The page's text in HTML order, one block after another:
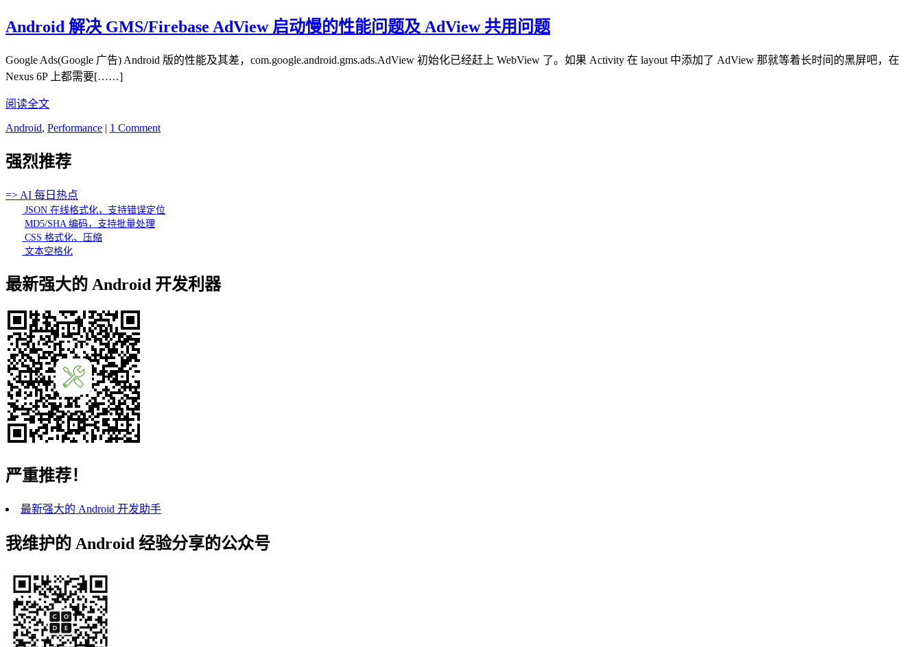
Android 解决 GMS/Firebase AdView 启动慢的性能问题及 AdView 共用问题
Google Ads(Google 广告) Android 版的性能及其差，com.google.android.gms.ads.AdView 初始化已经赶上 WebView 了。如果 Activity 在 layout 中添加了 AdView 那就等着长时间的黑屏吧，在
Nexus 6P 上都需要[……]
阅读全文
Android, Performance | 1 Comment
强烈推荐
=> AI 每日热点
JSON 在线格式化，支持错误定位
MD5/SHA 编码，支持批量处理
CSS 格式化、压缩
文本空格化
最新强大的 Android 开发利器
严重推荐！
最新强大的 Android 开发助手
我维护的 Android 经验分享的公众号